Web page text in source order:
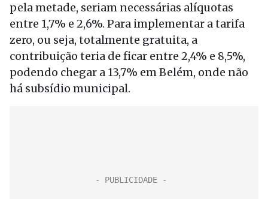
pela metade, seriam necessárias alíquotas
entre 1,7% e 2,6%. Para implementar a tarifa
zero, ou seja, totalmente gratuita, a
contribuição teria de ficar entre 2,4% e 8,5%,
podendo chegar a 13,7% em Belém, onde não
há subsídio municipal.